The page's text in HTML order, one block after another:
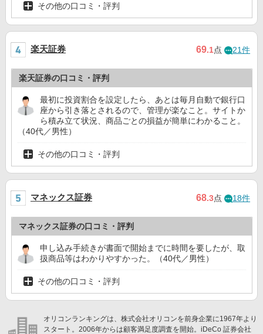
その他の口コミ・評判
楽天証券 69.1点 21件
楽天証券の口コミ・評判
最初に投資割合を設定したら、あとは毎月自動で銀行口
座から引き落とされるので、管理が楽なこと。サイトか
ら積み立て状況、商品ごとの損益が簡単にわかること。
（40代／男性）
その他の口コミ・評判
マネックス証券 68.3点 18件
マネックス証券の口コミ・評判
申し込み手続きが書面で開始までに時間を要したが、取
扱商品等はわかりやすかった。（40代／男性）
その他の口コミ・評判
オリコンランキングは、株式会社オリコンを前身企業に1967年より
スタート。2006年からは顧客満足度調査を開始。iDeCo 証券会社